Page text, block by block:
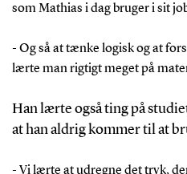
som Mathias i dag bruger i sit
- Og så at tænke logisk og at
lærte man rigtigt meget på
Han lærte også ting på
at han aldrig kommer til at
- Vi lærte at udregne det tryk,